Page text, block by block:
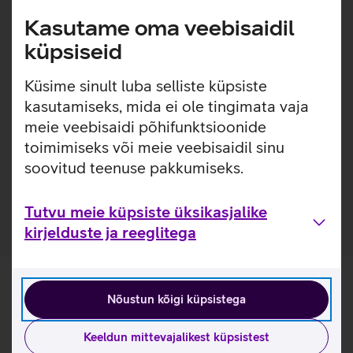
Kasutame oma veebisaidil
küpsiseid
Küsime sinult luba selliste küpsiste
kasutamiseks, mida ei ole tingimata vaja
meie veebisaidi põhifunktsioonide
toimimiseks või meie veebisaidil sinu
soovitud teenuse pakkumiseks.
Tutvu meie küpsiste üksikasjalike
kirjelduste ja reeglitega
Nõustun kõigi küpsistega
Keeldun mittevajalikest küpsistest
rohkem kui ühe puldiga. S6 pult on mõeldud kasutamiseks
BLE tehnoloogial ning varasemad digiboksid BLE-d ei
toeta. Seetõttu ei ole S6 pult sobiv ega ka õpetatav telerit
juhtima muude digiboksidega peale VIP5305-e ja
VIP4302-e.
NB! Teiste digibokside (Arris VIP1113; Motorola
digiboksid) juhtimiseks soeta pult S5, millega on
võimalik tutvudasiin.